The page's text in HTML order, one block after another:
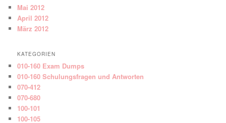
Mai 2012
April 2012
März 2012
KATEGORIEN
010-160 Exam Dumps
010-160 Schulungsfragen und Antworten
070-412
070-680
100-101
100-105